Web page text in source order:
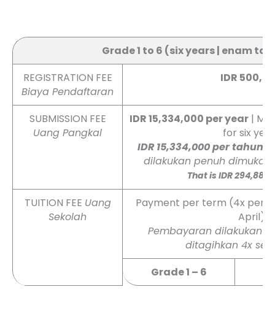
Grade 1 to 6 (six years | enam
REGISTRATION FEE
Biaya Pendaftaran
IDR
SUBMISSION FEE
Uang Pangkal
IDR 15,334,000 per year|
for six
IDR 15,334,000 per tahun
dilakukan penuh dimuka
That is IDR 294,884
TUITION FEE Uang
Sekolah
Payment per term (4x per
April)
Pembayaran dilakukan
ditagihkan 4x
Grade 1 – 6